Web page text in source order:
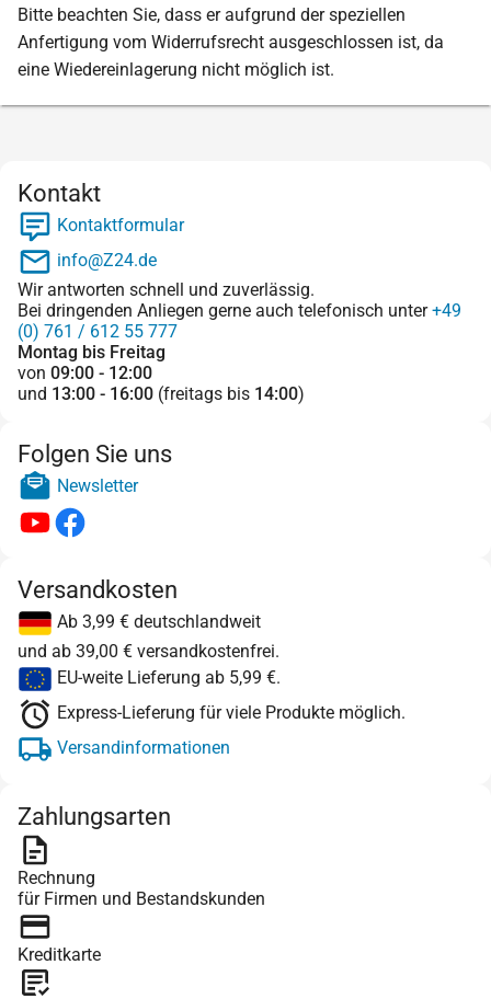
Bitte beachten Sie, dass er aufgrund der speziellen
Anfertigung vom Widerrufsrecht ausgeschlossen ist, da
eine Wiedereinlagerung nicht möglich ist.
Kontakt
Kontaktformular
info@Z24.de
Wir antworten schnell und zuverlässig.
Bei dringenden Anliegen gerne auch telefonisch unter+49
(0) 761 / 612 55 777
Montag bis Freitag
von 09:00 - 12:00
und 13:00 - 16:00 (freitags bis 14:00)
Folgen Sie uns
Newsletter
Versandkosten
Ab 3,99 € deutschlandweit
und ab 39,00 € versandkostenfrei.
EU-weite Lieferung ab 5,99 €.
Express-Lieferung für viele Produkte möglich.
Versandinformationen
Zahlungsarten
Rechnung
für Firmen und Bestandskunden
Kreditkarte